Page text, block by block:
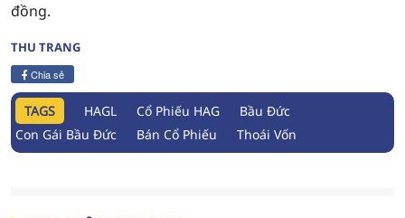
đồng.
THU TRANG
Chia sẻ
TAGS HAGL Cổ Phiếu HAG
Bầu Đức
Con Gái Bầu Đức
Bán Cổ Phiếu Thoái Vốn